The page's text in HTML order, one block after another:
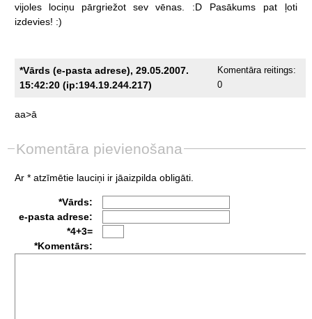
vijoles
lociņu pārgriežot sev vēnas. :D Pasākums pat
ļoti
izdevies! :)
*Vārds (e-pasta adrese), 29.05.2007.
15:42:20 (ip:194.19.244.217)
Komentāra reitings:
0
aa>ā
Komentāra pievienošana
Ar * atzīmētie lauciņi ir jāaizpilda obligāti.
*Vārds:
e-pasta adrese:
*4+3=
*Komentārs: